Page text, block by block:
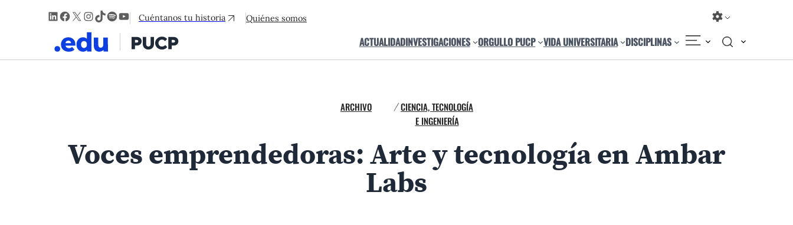
LinkedIn
Facebook
X Instagram
TikTok
Spotify
YouTube
Cuéntanos tu historia Quiénes somos
ACTUALIDADINVESTIGACIONES ORGULLO PUCP VIDA UNIVERSITARIA DISCIPLINAS
ARCHIVO /CIENCIA, TECNOLOGÍA
E INGENIERÍA
Voces emprendedoras: Arte y tecnología en Ambar
Labs